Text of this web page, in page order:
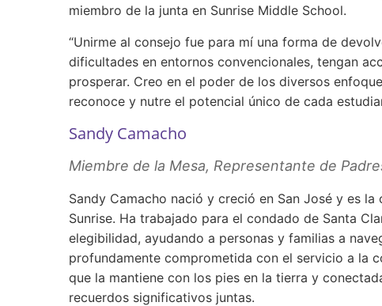
miembro de la junta en Sunrise Middle School.
“Unirme al consejo fue para mí una forma de
dificultades en entornos convencionales, tengan
prosperar. Creo en el poder de los diversos
reconoce y nutre el potencial único de cada
Sandy Camacho
Miembre de la Mesa, Representante de
Sandy Camacho nació y creció en San José y es
Sunrise. Ha trabajado para el condado de Santa
elegibilidad, ayudando a personas y familias a
profundamente comprometida con el servicio a la
que la mantiene con los pies en la tierra y
recuerdos significativos juntas.